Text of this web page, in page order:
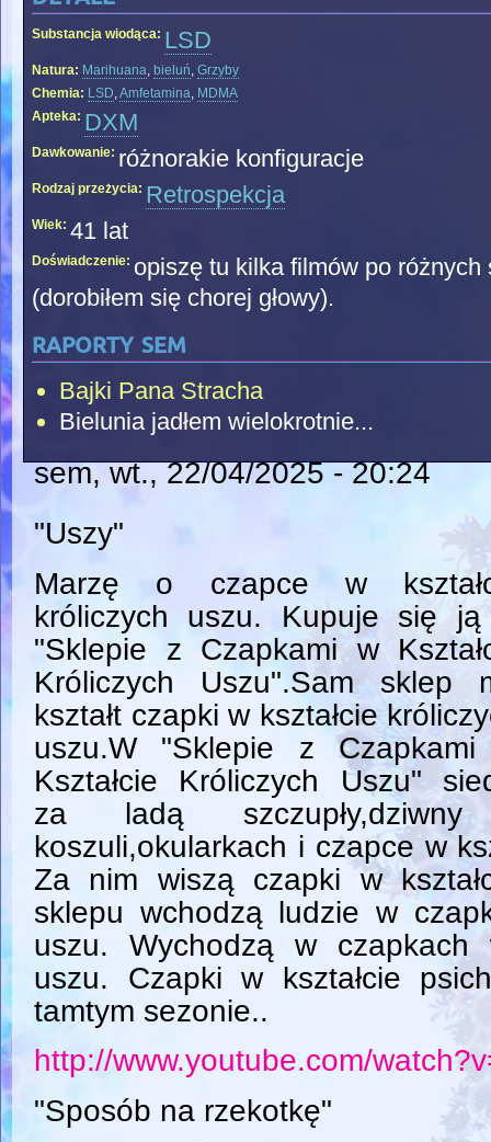
Substancja wiodąca: LSD
Natura: Marihuana, bieluń, Grzyby
Chemia: LSD,Amfetamina, MDMA
Apteka: DXM
Dawkowanie: różnorakie konfiguracje
Rodzaj przeżycia: Retrospekcja
Wiek: 41 lat
Doświadczenie: opiszę tu kilka filmów po
(dorobiłem się chorej głowy).
raporty sem
Bajki Pana Stracha
Bielunia jadłem wielokrotnie...
sem, wt., 22/04/2025 - 20:24
"Uszy"
Marzę o czapce w
króliczych uszu. Kupuje się
"Sklepie z Czapkami w
Króliczych Uszu".Sam sklep
kształt czapki w kształcie
uszu.W "Sklepie z
Kształcie Króliczych Uszu"
za ladą
koszuli,okularkach i czapce w
Za nim wiszą czapki w
sklepu wchodzą ludzie w
uszu. Wychodzą w czapkach
uszu. Czapki w kształcie
tamtym sezonie..
http://www.youtube.com/
"Sposób na rzekotkę"